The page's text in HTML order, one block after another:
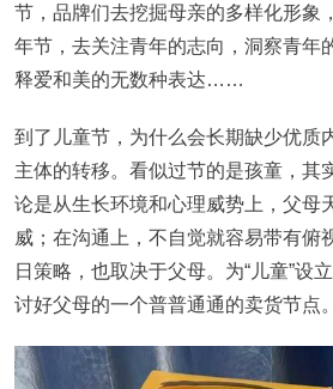
节，品牌们去挖掘母亲的多样化形象
年节，去关注青年的志向，洞察青年
释爱和美的无数种表达……
到了儿童节，为什么会长期缺少优质
主体的转移。看似过节的是孩童，其
论是从生长环境和心理威势上，父母
威；在沟通上，不自觉就容易带有俯
日策略，也取决于父母。为“儿童”设
讨好父母的一个普普通通的卖货节点。